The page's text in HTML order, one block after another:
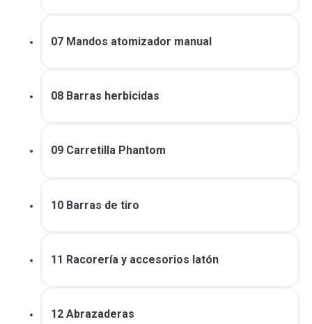
07 Mandos atomizador manual
08 Barras herbicidas
09 Carretilla Phantom
10 Barras de tiro
11 Racorería y accesorios latón
12 Abrazaderas